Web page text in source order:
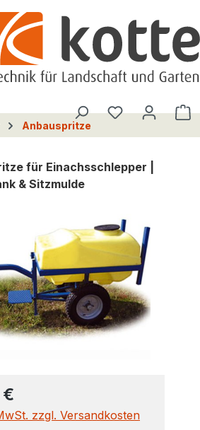
Du hast 0
Anbauspritze
für Einachsschlepper |
& Sitzmulde
€
zzgl. Versandkosten